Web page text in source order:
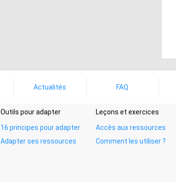
Actualités FAQ
Outils pour adapter
16 principes pour adapter
Adapter ses ressources
Leçons et exercices
Accès aux ressources
Comment les utiliser ?